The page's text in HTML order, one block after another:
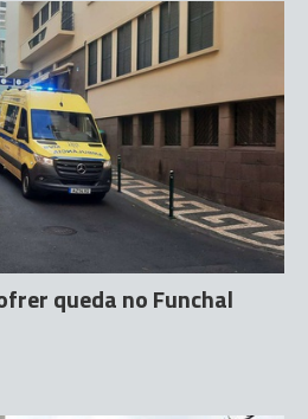
queda no Funchal